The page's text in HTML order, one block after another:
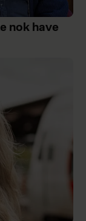
nok have